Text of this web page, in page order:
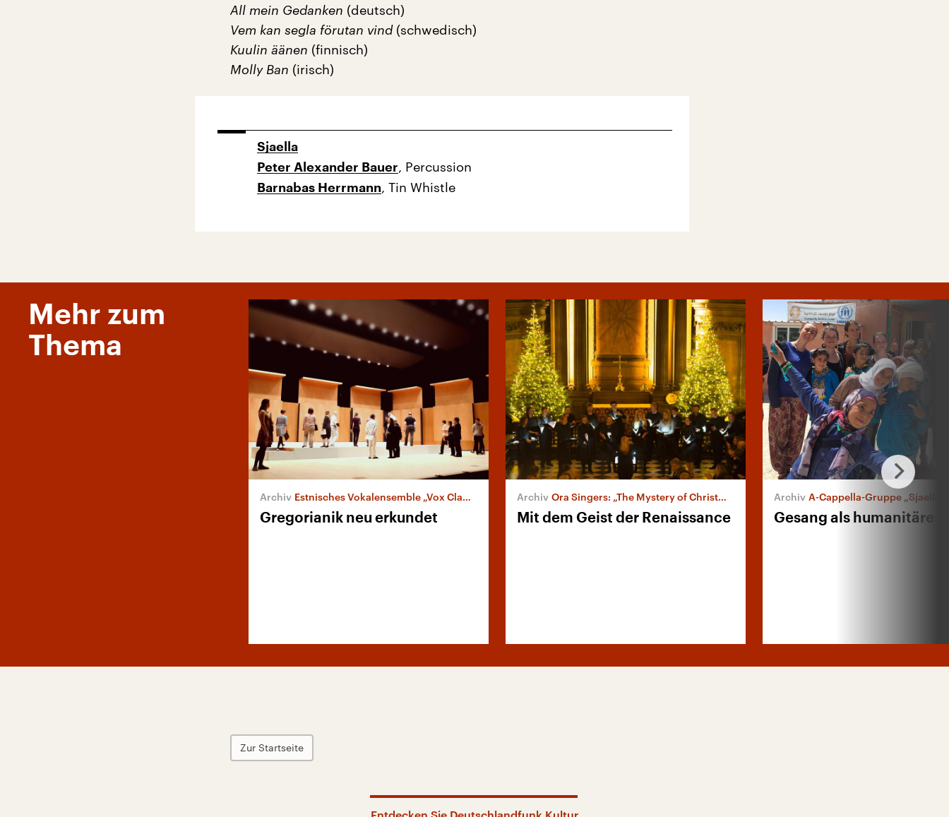
All mein Gedanken (deutsch)
Vem kan segla förutan vind(schwedisch)
Kuulin äänen (finnisch)
Molly Ban (irisch)
Sjaella
Peter Alexander Bauer, Percussion
Barnabas Herrmann, Tin Whistle
Mehr zum
Thema
Estnisches Vokalensemble „Vox Clamantis“
Gregorianik neu erkundet
Ora Singers: „The Mystery of Christmas“
Mit dem Geist der Renaissance
A-Cappella-Gruppe „Sjaella“ unterwegs
Gesang als humanitäre
Zur Startseite